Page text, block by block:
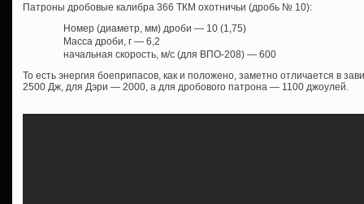
Патроны дробовые калибра 366 ТКМ охотничьи (дробь № 10):
Номер (диаметр, мм) дроби — 10 (1,75)
Масса дроби, г — 6,2
начальная скорость, м/с (для ВПО-208) — 600
То есть энергия боеприпасов, как и положено, заметно отличается в
2500 Дж, для Дэри — 2000, а для дробового патрона — 1100 джоулей.